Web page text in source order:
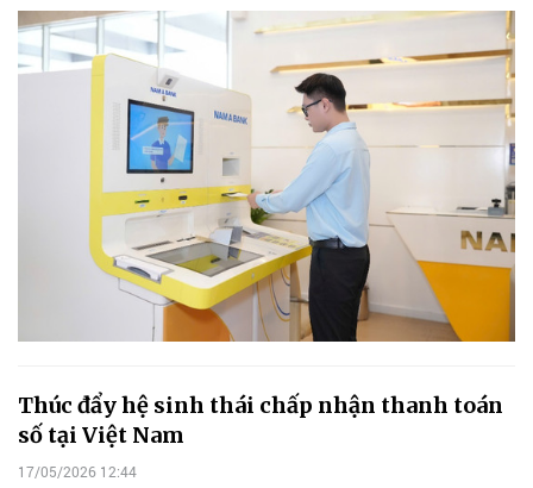
Thúc đẩy hệ sinh thái chấp nhận thanh toán
số tại Việt Nam
17/05/2026 12:44